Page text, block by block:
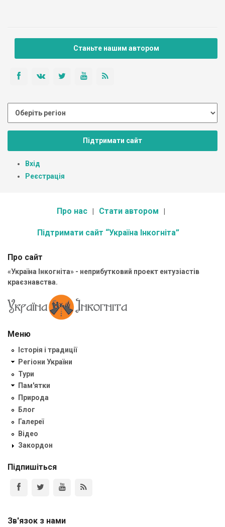
Станьте нашим автором
Підтримати сайт
Вхід
Реєстрація
Про нас Стати автором
Підтримати сайт “Україна Інкогніта”
Про сайт
«Україна Інкогніта» - неприбутковий проект ентузіастів
краєзнавства.
Меню
Історія і традиції
Регіони України
Тури
Пам'ятки
Природа
Блог
Галереї
Відео
Закордон
Підпишіться
Зв'язок з нами